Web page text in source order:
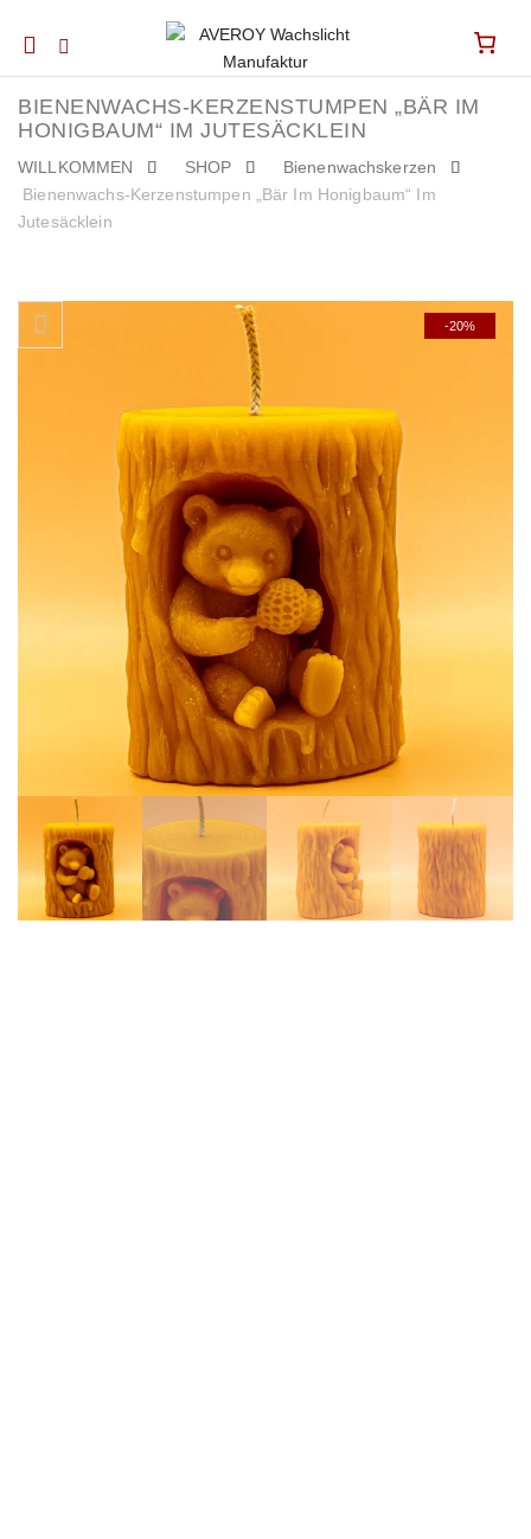
Mobile
BIENENWACHS-KERZENSTUMPEN „BÄR IM
HONIGBAUM“ IM JUTESÄCKLEIN
WILLKOMMEN SHOP
Bienenwachskerzen
Bienenwachs-Kerzenstumpen „Bär Im Honigbaum“ Im
Jutesäcklein
Skip to content
-20%